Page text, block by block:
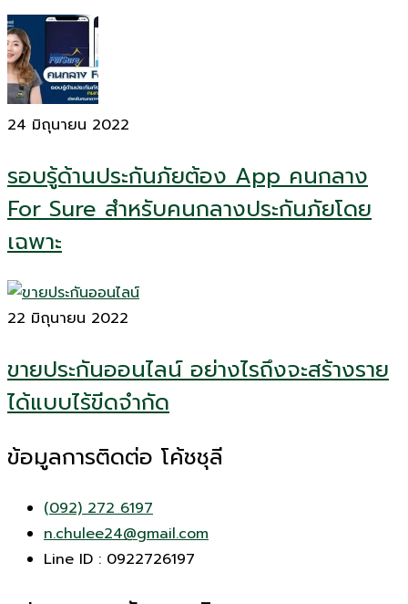
24 มิถุนายน 2022
รอบรู้ด้านประกันภัยต้อง App คนกลาง
For Sure สำหรับคนกลางประกันภัยโดย
เฉพาะ
22 มิถุนายน 2022
ขายประกันออนไลน์ อย่างไรถึงจะสร้างราย
ได้แบบไร้ขีดจำกัด
ข้อมูลการติดต่อ โค้ชชุลี
(092) 272 6197
n.chulee24@gmail.com
Line ID : 0922726197